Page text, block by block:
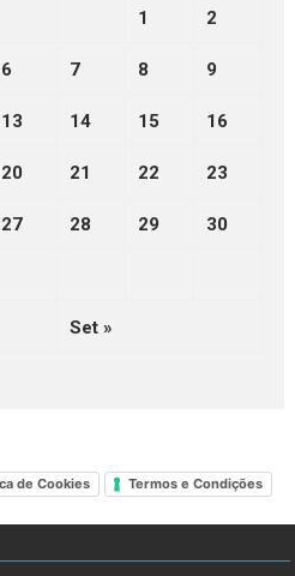
1 2
6 7 8 9
13 14 15 16
20 21 22 23
27 28 29 30
Set »
de Cookies Termos e Condições